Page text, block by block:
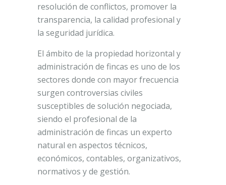
resolución de conflictos, promover la
transparencia, la calidad profesional y
la seguridad jurídica.
El ámbito de la propiedad horizontal y
administración de fincas es uno de los
sectores donde con mayor frecuencia
surgen controversias civiles
susceptibles de solución negociada,
siendo el profesional de la
administración de fincas un experto
natural en aspectos técnicos,
económicos, contables, organizativos,
normativos y de gestión.